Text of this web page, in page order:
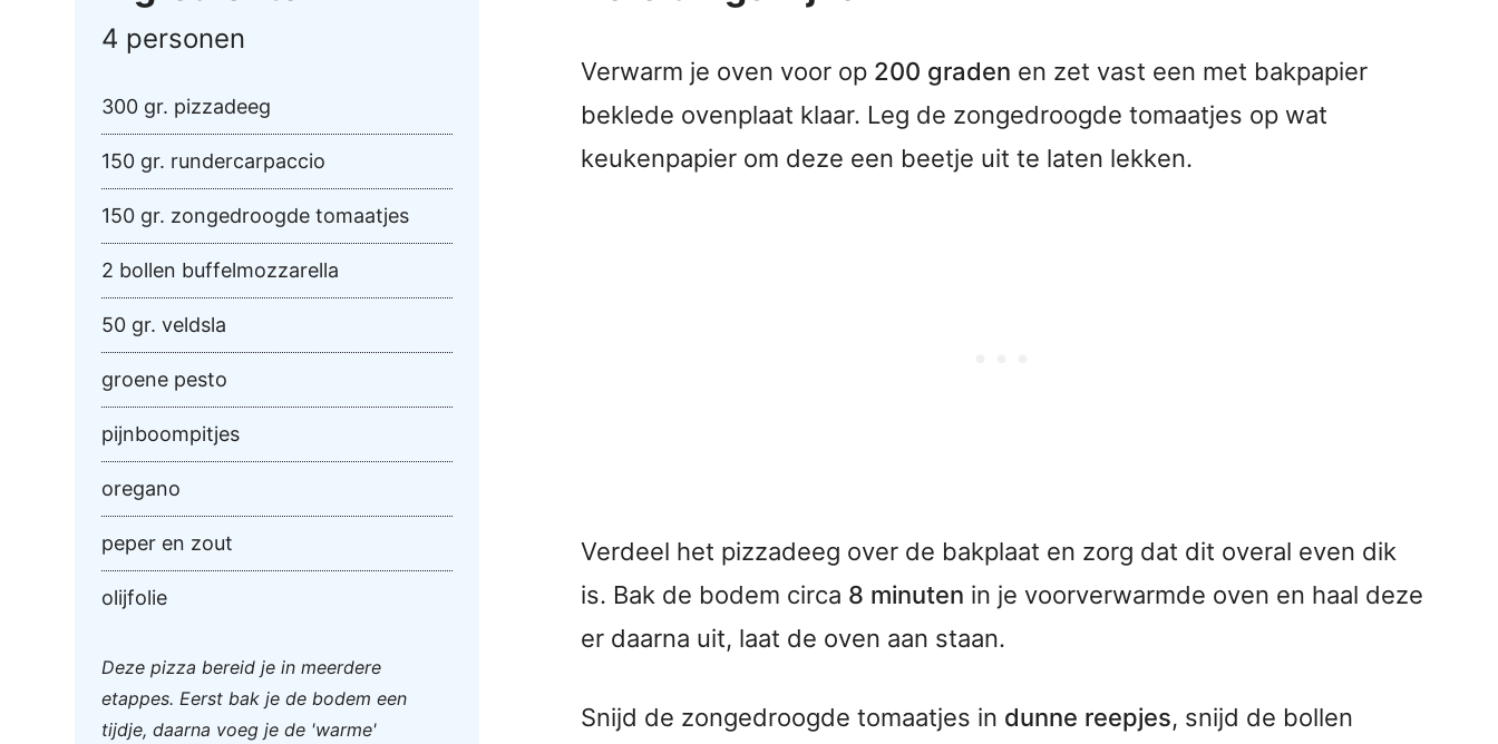
4 personen
300 gr. pizzadeeg
150 gr. rundercarpaccio
150 gr. zongedroogde tomaatjes
2 bollen buffelmozzarella
50 gr. veldsla
groene pesto
pijnboompitjes
oregano
peper en zout
olijfolie
Deze pizza bereid je in meerdere
etappes. Eerst bak je de bodem een
tijdje, daarna voeg je de 'warme'
Verwarm je oven voor op 200 graden en zet vast een met bakpapier
beklede ovenplaat klaar. Leg de zongedroogde tomaatjes op wat
keukenpapier om deze een beetje uit te laten lekken.
Verdeel het pizzadeeg over de bakplaat en zorg dat dit overal even dik
is. Bak de bodem circa 8 minuten in je voorverwarmde oven en haal deze
er daarna uit, laat de oven aan staan.
Snijd de zongedroogde tomaatjes in dunne reepjes, snijd de bollen